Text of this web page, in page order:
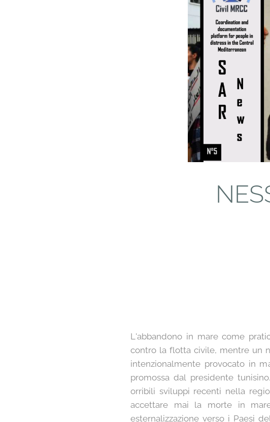
L'abbandono in mare come
contro la flotta civile, mentre un
intenzionalmente provocato in
promossa dal presidente
orribili sviluppi recenti nella
accettare mai la morte in
esternalizzazione verso i Paesi